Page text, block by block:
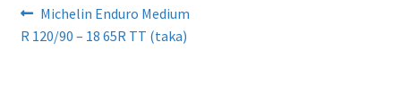
Artikkelien
selaus
Edellinen
artikkeli
Michelin Enduro Medium
R 120/90 – 18 65R TT (taka)